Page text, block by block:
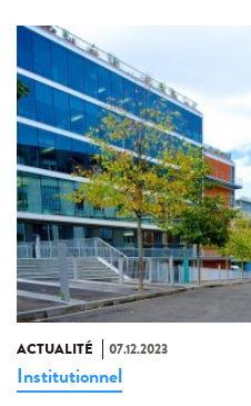
ACTUALITÉ 07.12.2023
Institutionnel